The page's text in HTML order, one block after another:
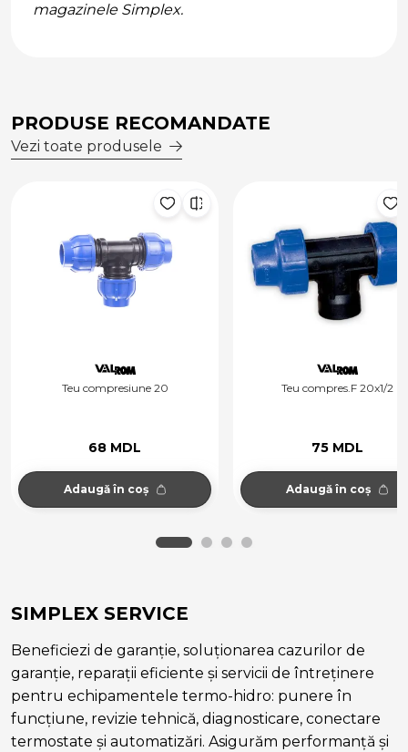
magazinele Simplex.
PRODUSE RECOMANDATE
Vezi toate produsele
Teu compresiune 20
68 MDL
Adaugă în coș
Teu compres.F 20x1/2
75 MDL
Adaugă în coș
SIMPLEX SERVICE
Beneficiezi de garanție, soluționarea cazurilor de
garanție, reparații eficiente și servicii de întreținere
pentru echipamentele termo-hidro: punere în
funcțiune, revizie tehnică, diagnosticare, conectare
termostate și automatizări. Asigurăm performanță și